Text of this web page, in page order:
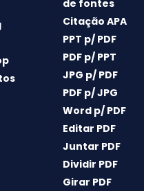
de fontes
Citação APA
PPT p/ PDF
PDF p/ PPT
JPG p/ PDF
PDF p/ JPG
Word p/ PDF
Editar PDF
Juntar PDF
Dividir PDF
Girar PDF